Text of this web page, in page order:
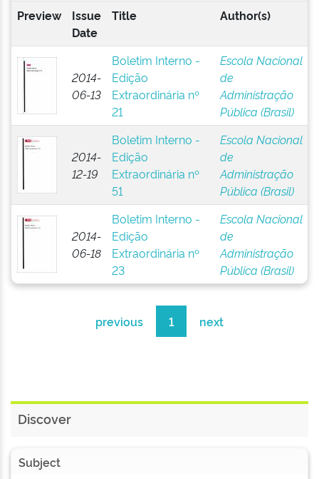
Preview
Issue
Date
Title Author(s)
2014-
06-13
Boletim Interno -
Edição
Extraordinária nº
21
Escola Nacional
de
Administração
Pública (Brasil)
2014-
12-19
Boletim Interno -
Edição
Extraordinária nº
51
Escola Nacional
de
Administração
Pública (Brasil)
2014-
06-18
Boletim Interno -
Edição
Extraordinária nº
23
Escola Nacional
de
Administração
Pública (Brasil)
previous 1 next
Discover
Subject